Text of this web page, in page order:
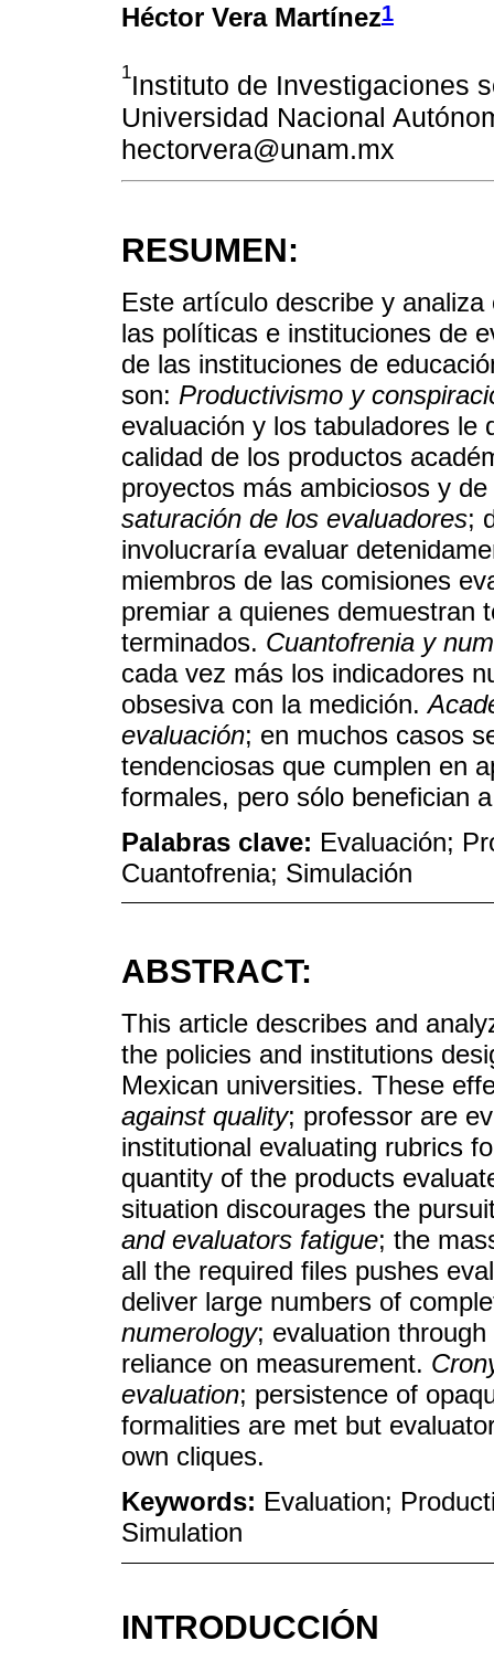
Héctor Vera Martínez1
1Instituto de Investigaciones
Universidad Nacional
hectorvera@unam.mx
RESUMEN:
Este artículo describe y
las políticas e instituciones de
de las instituciones de
son: Productivismo y
evaluación y los tabuladores le
calidad de los productos
proyectos más ambiciosos y
saturación de los evaluadores;
involucraría evaluar
miembros de las comisiones
premiar a quienes demuestran
terminados. Cuantofrenia y
cada vez más los indicadores
obsesiva con la medición.
evaluación; en muchos casos
tendenciosas que cumplen en
formales, pero sólo benefician
Palabras clave: Evaluación;
Cuantofrenia; Simulación
ABSTRACT:
This article describes and
the policies and institutions
Mexican universities. These
against quality; professor are
institutional evaluating rubrics
quantity of the products
situation discourages the
and evaluators fatigue; the
all the required files pushes
deliver large numbers of
numerology; evaluation
reliance on measurement.
evaluation; persistence of
formalities are met but
own cliques.
Keywords: Evaluation;
Simulation
INTRODUCCIÓN